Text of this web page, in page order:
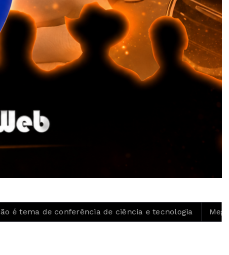
conferência de ciência e tecnologia Mega Sena